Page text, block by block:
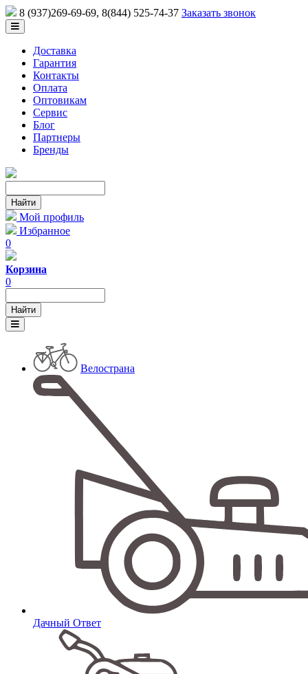
8 (937)269-69-69, 8(844) 525-74-37 Заказать звонок
Доставка
Гарантия
Контакты
Оплата
Оптовикам
Сервис
Блог
Партнеры
Бренды
Мой профиль
Избранное
0
Корзина
0
Велострана
Дачный Ответ